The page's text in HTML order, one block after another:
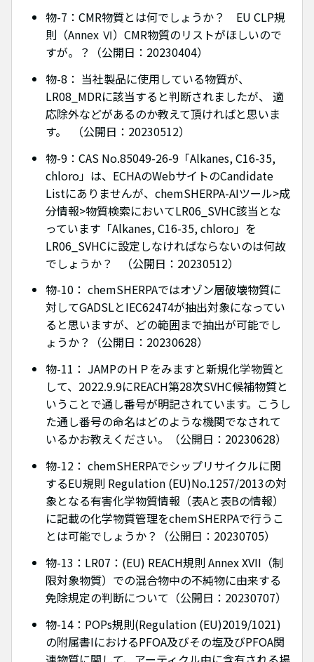
物-7：CMR物質とは何でしょうか？ EU CLP規
則（Annex Ⅵ）CMR物質のリストがほしいので
すが。？（公開日：20230404）
物-8： 当社製品に使用している物質が、
LR08_MDRに該当すると判断されましたが、 適
応除外などがあるのか教えて頂ければと思いま
す。 （公開日：20230512）
物-9：CAS No.85049-26-9「Alkanes, C16-35,
chloro」は、ECHAのWebサイトのCandidate
Listにありませんが、chemSHERPA-AIツール>成
分情報>物質検索においてLR06_SVHC該当とな
っています「Alkanes, C16-35, chloro」を
LR06_SVHCに設定しなければならないのは何故
でしょうか？ （公開日：20230512）
物-10： chemSHERPAではオゾン層破壊物質に
対してGADSLとIEC62474が抽出対象になってい
ると思いますが、どの範囲まで抽出が可能でし
ょうか？（公開日：20230628）
物-11： JAMPのＨＰをみますと新規化学物質と
して、2022.9.9にREACH第28次SVHC候補物質と
いうことで通し番号が明記されています。こうし
た通し番号の命名はどのような機関でなされて
いるかお教えください。（公開日：20230628）
物-12： chemSHERPAでシップリサイクルに関
するEU規則 Regulation (EU)No.1257/2013の対
象となる有害化学物質情報（表Aと表Bの情報）
に記載の化学物質管理をchemSHERPAで行うこ
とは可能でしょうか？（公開日：20230705）
物-13：LR07：(EU) REACH規則 Annex XVII（制
限対象物質）での混合物中の不純物に由来する
免除規定の判断について（公開日：20230707）
物-14：POPs規則(Regulation (EU)2019/1021)
の附属書IにおけるPFOA及びその塩及びPFOA関